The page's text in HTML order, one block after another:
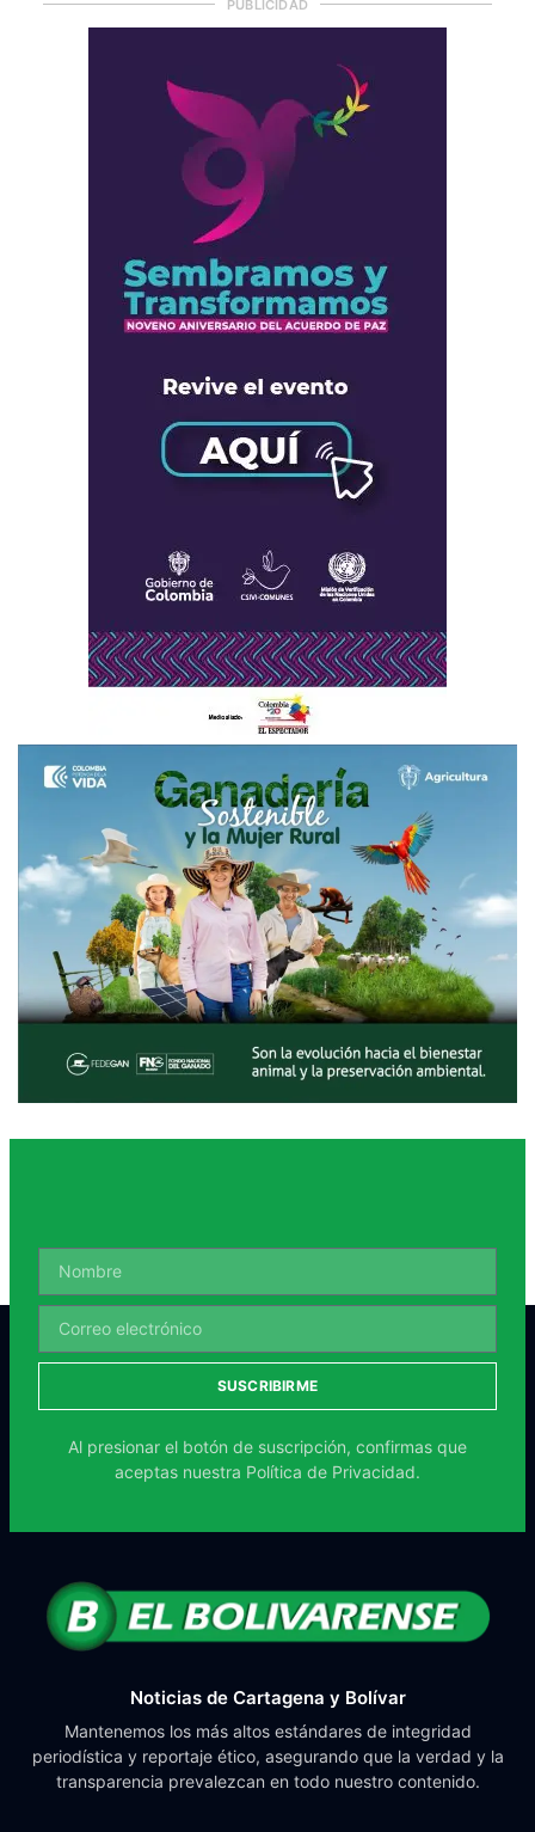
PUBLICIDAD
SUSCRIBIRME
Al presionar el botón de suscripción, confirmas que
aceptas nuestra Política de Privacidad.
Noticias de Cartagena y Bolívar
Mantenemos los más altos estándares de integridad
periodística y reportaje ético, asegurando que la verdad y la
transparencia prevalezcan en todo nuestro contenido.